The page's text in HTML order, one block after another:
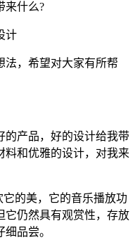
来什么?
，希望对大家有所帮
产品，好的设计给我带
料和优雅的设计，对我来
的美，它的音乐播放功
它仍然具有观赏性，存放
品尝。